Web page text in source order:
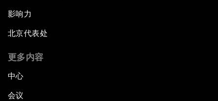
影响力
北京代表处
更多内容
中心
会议